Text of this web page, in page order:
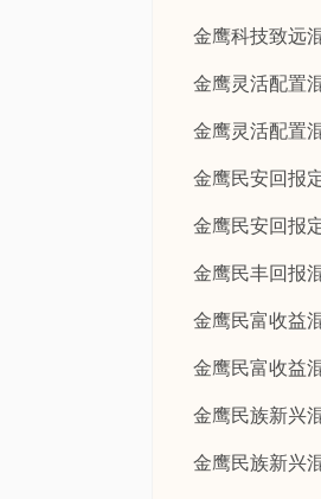
金鹰科技致远
金鹰灵活配置
金鹰灵活配置
金鹰民安回报
金鹰民安回报
金鹰民丰回报
金鹰民富收益
金鹰民富收益
金鹰民族新兴
金鹰民族新兴